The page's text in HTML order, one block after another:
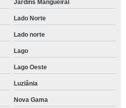
Jardins Mangueiral
Lado Norte
Lado norte
Lago
Lago Oeste
Luziânia
Nova Gama